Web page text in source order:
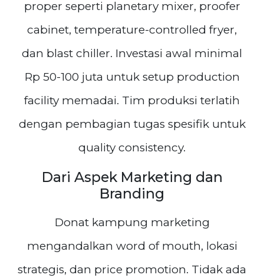
proper seperti planetary mixer, proofer
cabinet, temperature-controlled fryer,
dan blast chiller. Investasi awal minimal
Rp 50-100 juta untuk setup production
facility memadai. Tim produksi terlatih
dengan pembagian tugas spesifik untuk
quality consistency.
Dari Aspek Marketing dan
Branding
Donat kampung marketing
mengandalkan word of mouth, lokasi
strategis, dan price promotion. Tidak ada